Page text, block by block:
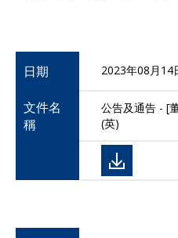
日期 2023年08月14
文件名
稱
公告及通告 - [
(英)